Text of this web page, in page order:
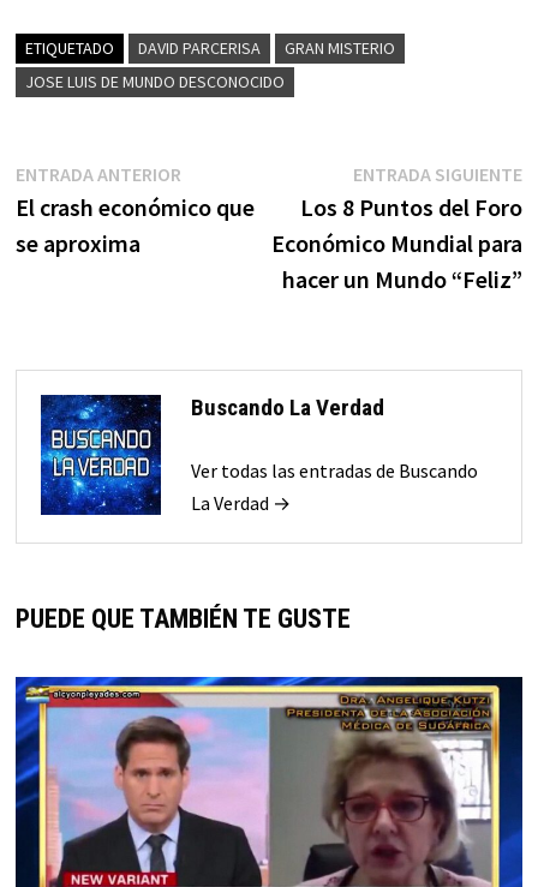
ETIQUETADO DAVID PARCERISA
GRAN MISTERIO
JOSE LUIS DE MUNDO DESCONOCIDO
Navegación
de
entradas
ENTRADA ANTERIOREntrada
anterior:
El crash económico que
se aproxima
ENTRADA SIGUIENTE
Los 8 Puntos del Foro
Económico Mundial para
hacer un Mundo “Feliz”
Buscando La Verdad
Ver todas las entradas de Buscando
La Verdad →
PUEDE QUE TAMBIÉN TE GUSTE